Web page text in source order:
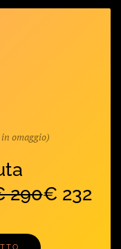
omaggio)
290€ 232